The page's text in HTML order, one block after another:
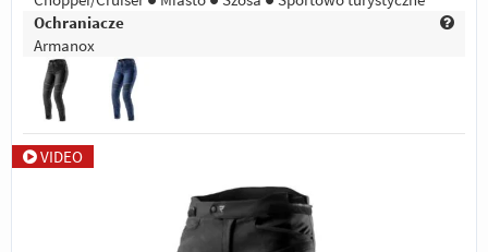
Ochraniacze
Armanox
VIDEO